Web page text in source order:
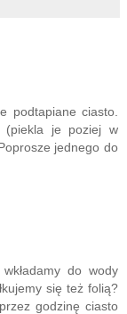
podtapiane ciasto.
(piekla je poziej w
jednego do
do wody
się też folią?
godzinę ciasto